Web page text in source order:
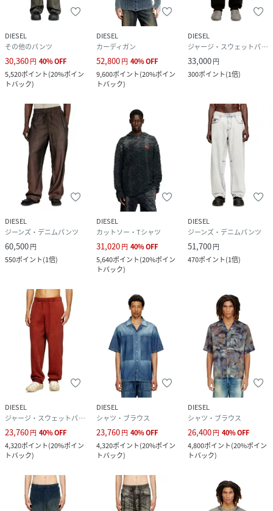
DIESEL
その他のパンツ
30,360円 40%OFF
5,520ポイント(20%ポイン
トバック)
DIESEL
カーディガン
52,800円 40%OFF
9,600ポイント(20%ポイン
トバック)
DIESEL
ジャージ・スウェットパンツ
33,000円
300ポイント(1倍)
DIESEL
ジーンズ・デニムパンツ
60,500円
550ポイント(1倍)
DIESEL
カットソー・Tシャツ
31,020円 40%OFF
5,640ポイント(20%ポイン
トバック)
DIESEL
ジーンズ・デニムパンツ
51,700円
470ポイント(1倍)
DIESEL
ジャージ・スウェットパンツ
23,760円 40%OFF
4,320ポイント(20%ポイン
トバック)
DIESEL
シャツ・ブラウス
23,760円 40%OFF
4,320ポイント(20%ポイン
トバック)
DIESEL
シャツ・ブラウス
26,400円 40%OFF
4,800ポイント(20%ポイン
トバック)